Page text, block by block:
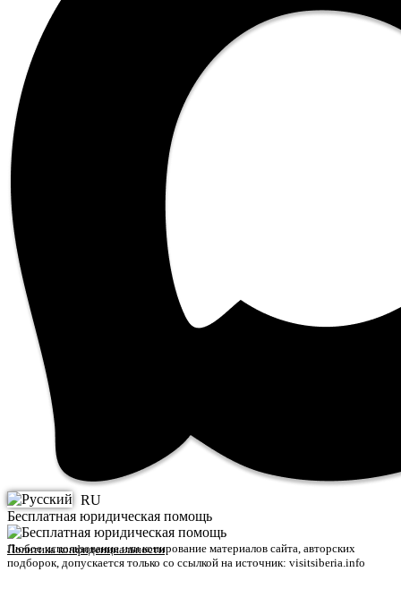
RU
Бесплатная юридическая помощь
Политика конфиденциальности
Любое использование или копирование материалов сайта, авторских
подборок, допускается только со ссылкой на источник: visitsiberia.info